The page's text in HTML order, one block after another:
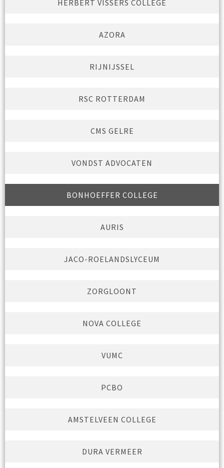
HERBERT VISSERS COLLEGE
AZORA
RIJNIJSSEL
RSC ROTTERDAM
CMS GELRE
VONDST ADVOCATEN
BONHOEFFER COLLEGE
AURIS
JACO-ROELANDSLYCEUM
ZORGLOONT
NOVA COLLEGE
VUMC
PCBO
AMSTELVEEN COLLEGE
DURA VERMEER